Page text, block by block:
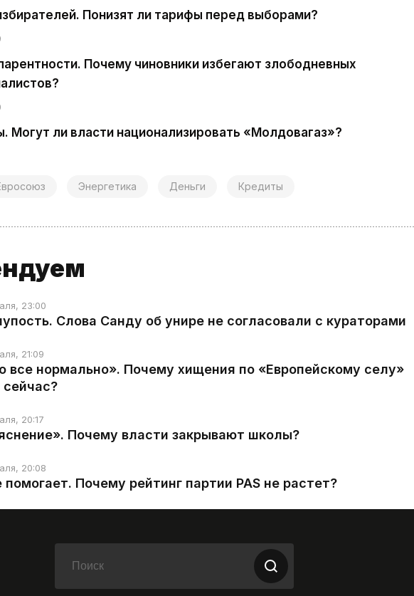
Понизят ли тарифы перед выборами?
Почему чиновники избегают злободневных
Могут ли власти национализировать «Молдовагаз»?
Энергетика Деньги Кредиты
23:00
Слова Санду об унире не согласовали с кураторами
21:09
все нормально». Почему хищения по «Европейскому селу»
20:17
Почему власти закрывают школы?
20:08
Почему рейтинг партии PAS не растет?